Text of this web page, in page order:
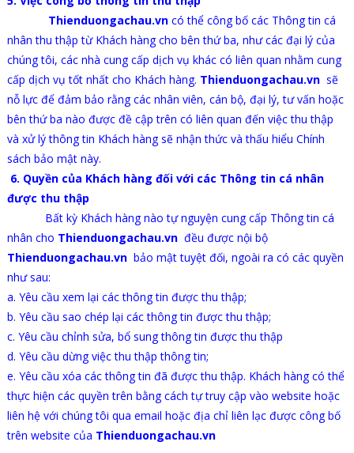
Thienduongachau.vncó thể công bố các Thông tin cá
nhân thu thập từ Khách hàng cho bên thứ ba, như các đại lý của
chúng tôi, các nhà cung cấp dịch vụ khác có liên quan nhằm cung
cấp dịch vụ tốt nhất cho Khách hàng. Thienduongachau.vnsẽ
nỗ lực để đảm bảo rằng các nhân viên, cán bộ, đại lý, tư vấn hoặc
bên thứ ba nào được đề cập trên có liên quan đến việc thu thập
và xử lý thông tin Khách hàng sẽ nhận thức và thấu hiểu Chính
sách bảo mật này.
6. Quyền của Khách hàng đối với các Thông tin cá nhân
được thu thập
Bất kỳ Khách hàng nào tự nguyện cung cấp Thông tin cá
nhân cho Thienduongachau.vnđều được nội bộ
Thienduongachau.vnbảo mật tuyệt đối, ngoài ra có các quyền
như sau:
a. Yêu cầu xem lại các thông tin được thu thập;
b. Yêu cầu sao chép lại các thông tin được thu thập;
c. Yêu cầu chỉnh sửa, bổ sung thông tin được thu thập
d. Yêu cầu dừng việc thu thập thông tin;
e. Yêu cầu xóa các thông tin đã được thu thập. Khách hàng có thể
thực hiện các quyền trên bằng cách tự truy cập vào website hoặc
liên hệ với chúng tôi qua email hoặc địa chỉ liên lạc được công bố
trên website của Thienduongachau.vn